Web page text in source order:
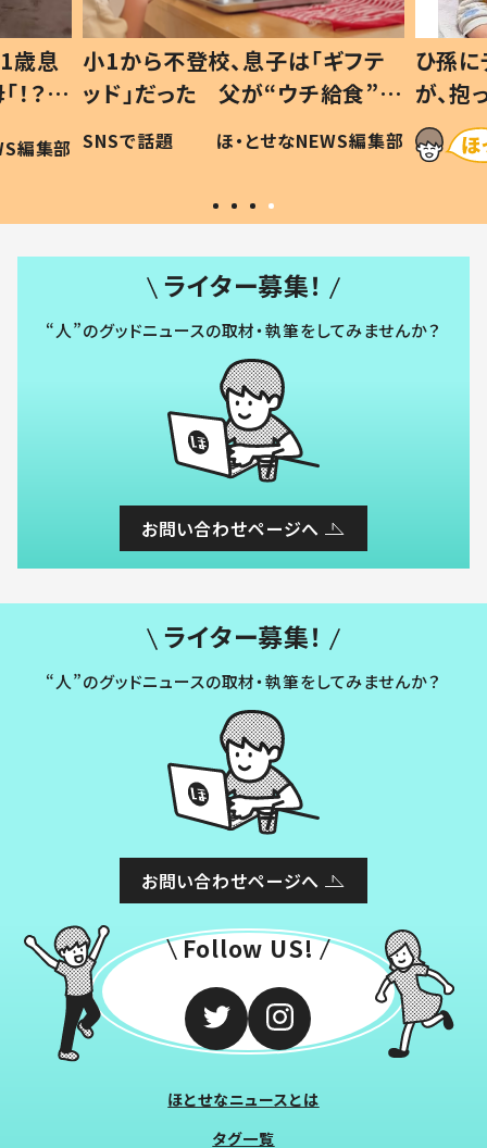
歳息
？」
編集部
小1から不登校、息子は「ギフテ
ッド」だった 父が“ウチ給食”を
作り続ける理由とは #令和の親
#令和の子
SNSで話題 ほ・とせなNEWS編集部
ひ孫
が、
「涙が
い」
ライター募集！
“人”のグッドニュースの取材・執筆をしてみませんか？
お問い合わせページへ
ライター募集！
“人”のグッドニュースの取材・執筆をしてみませんか？
お問い合わせページへ
Follow US!
ほとせなニュースとは
タグ一覧